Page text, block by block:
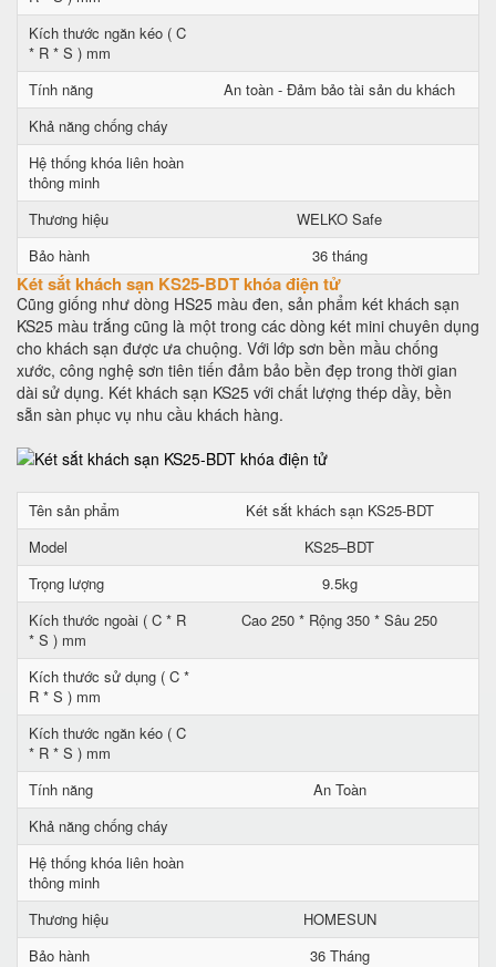
Kích thước ngăn kéo ( C
* R * S ) mm
Tính năng
An toàn - Đảm bảo tài sản du khách
Khả năng chống cháy
Hệ thống khóa liên hoàn
thông minh
Thương hiệu
WELKO Safe
Bảo hành
36 tháng
Két sắt khách sạn KS25-BDT khóa điện tử
Cũng giống như dòng HS25 màu đen, sản phẩm két khách sạn
KS25 màu trắng cũng là một trong các dòng két mini chuyên dụng
cho khách sạn được ưa chuộng. Với lớp sơn bền mầu chống
xước, công nghệ sơn tiên tiến đảm bảo bền đẹp trong thời gian
dài sử dụng. Két khách sạn KS25 với chất lượng thép dầy, bền
sẵn sàn phục vụ nhu cầu khách hàng.
Tên sản phẩm
Két sắt khách sạn KS25-BDT
Model
KS25–BDT
Trọng lượng
9.5kg
Kích thước ngoài ( C * R
* S ) mm
Cao 250 * Rộng 350 * Sâu 250
Kích thước sử dụng ( C *
R * S ) mm
Kích thước ngăn kéo ( C
* R * S ) mm
Tính năng
An Toàn
Khả năng chống cháy
Hệ thống khóa liên hoàn
thông minh
Thương hiệu
HOMESUN
Bảo hành
36 Tháng